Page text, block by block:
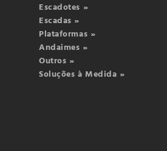
Escadotes »
Escadas »
Plataformas »
Andaimes »
Outros »
Soluções à Medida »